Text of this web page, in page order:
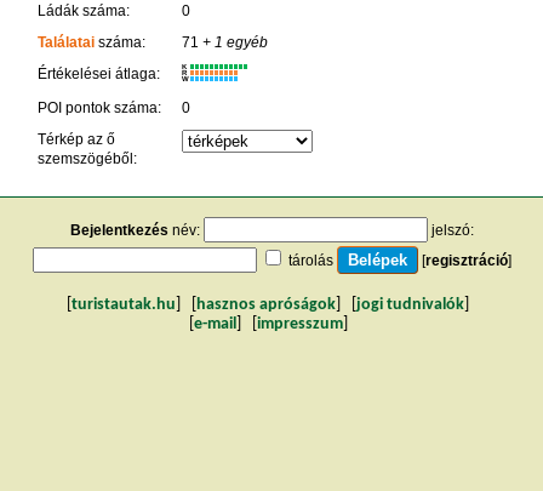
Ládák száma:
0
Találataiszáma: 71 + 1 egyéb
Értékelései átlaga:
K
R
W
POI pontok száma:
0
Térkép az ő
szemszögéből:
Bejelentkezés név:
jelszó:
tárolás
[regisztráció]
turistautak.hu hasznos apróságok jogi tudnivalók
e-mail impresszum]